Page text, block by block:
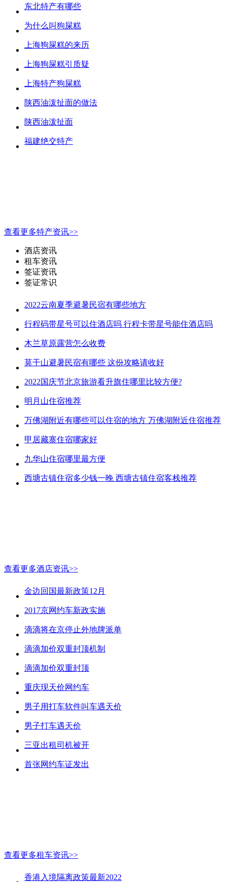
东北特产有哪些
为什么叫狗屎糕
上海狗屎糕的来历
上海狗屎糕引质疑
上海特产狗屎糕
陕西油泼扯面的做法
陕西油泼扯面
福建绝交特产
查看更多特产资讯>>
酒店资讯
租车资讯
签证资讯
签证常识
2022云南夏季避暑民宿有哪些地方
行程码带星号可以住酒店吗 行程卡带星号能住酒店吗
木兰草原露营怎么收费
莫干山避暑民宿有哪些 这份攻略请收好
2022国庆节北京旅游看升旗住哪里比较方便?
明月山住宿推荐
万佛湖附近有哪些可以住宿的地方 万佛湖附近住宿推荐
甲居藏寨住宿哪家好
九华山住宿哪里最方便
西塘古镇住宿多少钱一晚 西塘古镇住宿客栈推荐
查看更多酒店资讯>>
金边回国最新政策12月
2017京网约车新政实施
滴滴将在京停止外地牌派单
滴滴加价双重封顶机制
滴滴加价双重封顶
重庆现天价网约车
男子用打车软件叫车遇天价
男子打车遇天价
三亚出租司机被开
首张网约车证发出
查看更多租车资讯>>
香港入境隔离政策最新2022